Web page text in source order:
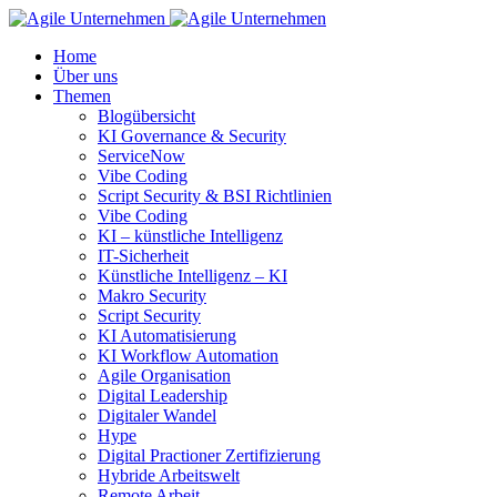
Home
Über uns
Themen
Blogübersicht
KI Governance & Security
ServiceNow
Vibe Coding
Script Security & BSI Richtlinien
Vibe Coding
KI – künstliche Intelligenz
IT-Sicherheit
Künstliche Intelligenz – KI
Makro Security
Script Security
KI Automatisierung
KI Workflow Automation
Agile Organisation
Digital Leadership
Digitaler Wandel
Hype
Digital Practioner Zertifizierung
Hybride Arbeitswelt